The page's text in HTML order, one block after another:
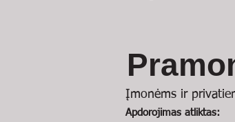
Įmonėms ir
Apdorojimas atliktas: